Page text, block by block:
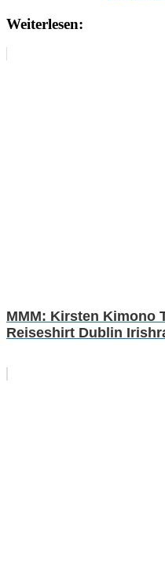
Weiterlesen:
MMM: Kirsten Kimono
Reiseshirt Dublin